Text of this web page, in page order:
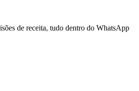
de receita, tudo dentro do WhatsApp